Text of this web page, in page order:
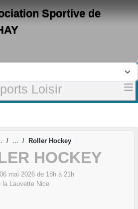
Sportive de
Loisir
Roller Hockey
HOCKEY
06 mai 2026 de 18h à 21h
la Lauvette Nice